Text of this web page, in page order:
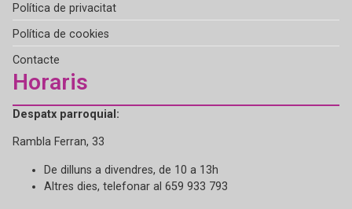
Política de privacitat
Política de cookies
Contacte
Horaris
Despatx parroquial:
Rambla Ferran, 33
De dilluns a divendres, de 10 a 13h
Altres dies, telefonar al 659 933 793